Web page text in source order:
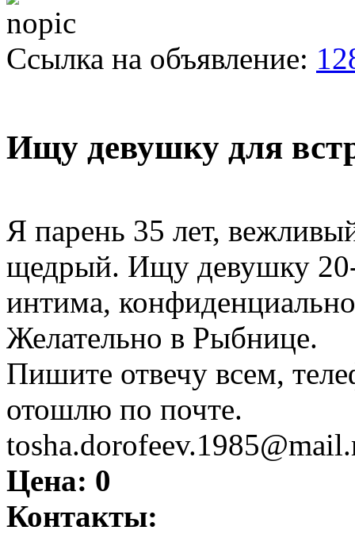
Ссылка на объявление:
Ищу девушку для
Я парень 35 лет,
щедрый. Ищу девушку 20-
интима,
Желательно в Рыбнице.
Пишите отвечу всем,
отошлю по почте.
Цена: 0
Контакты: